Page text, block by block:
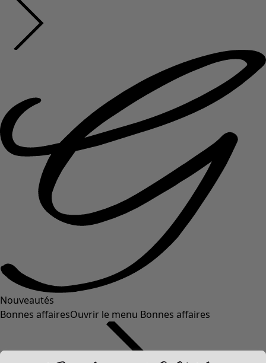
Nouveautés
Bonnes affairesOuvrir le menu Bonnes affaires